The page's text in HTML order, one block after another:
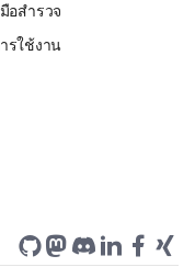
อสำรวจ
รใช้งาน